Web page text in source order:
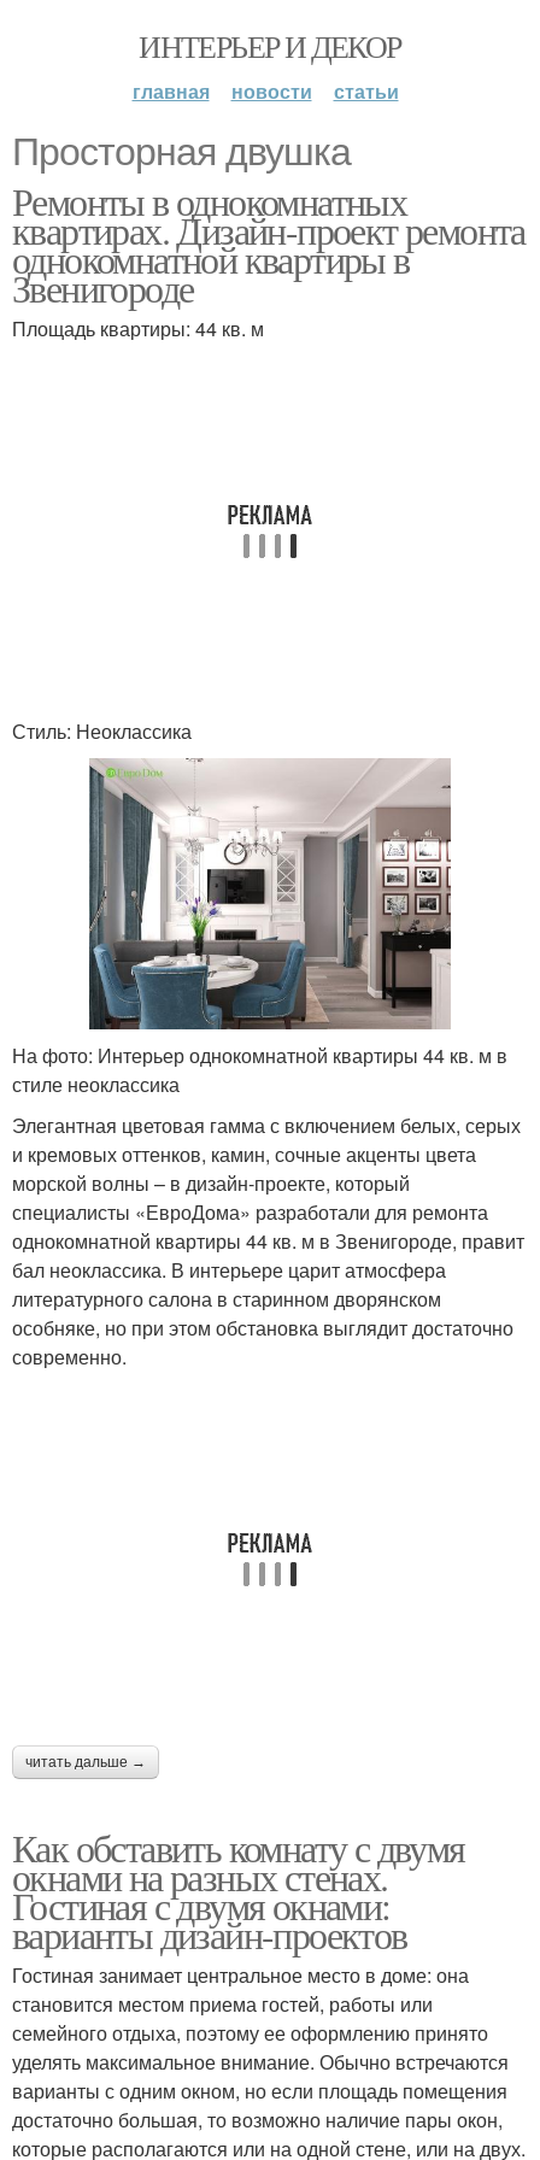
ИНТЕРЬЕР И ДЕКОР
главная новости статьи
Просторная двушка
Ремонты в однокомнатных
квартирах. Дизайн-проект ремонта
однокомнатной квартиры в
Звенигороде
Площадь квартиры: 44 кв. м
Стиль: Неоклассика
На фото: Интерьер однокомнатной квартиры 44 кв. м в
стиле неоклассика
Элегантная цветовая гамма с включением белых, серых
и кремовых оттенков, камин, сочные акценты цвета
морской волны – в дизайн-проекте, который
специалисты «ЕвроДома» разработали для ремонта
однокомнатной квартиры 44 кв. м в Звенигороде, правит
бал неоклассика. В интерьере царит атмосфера
литературного салона в старинном дворянском
особняке, но при этом обстановка выглядит достаточно
современно.
читать дальше →
Как обставить комнату с двумя
окнами на разных стенах.
Гостиная с двумя окнами:
варианты дизайн-проектов
Гостиная занимает центральное место в доме: она
становится местом приема гостей, работы или
семейного отдыха, поэтому ее оформлению принято
уделять максимальное внимание. Обычно встречаются
варианты с одним окном, но если площадь помещения
достаточно большая, то возможно наличие пары окон,
которые располагаются или на одной стене, или на двух.